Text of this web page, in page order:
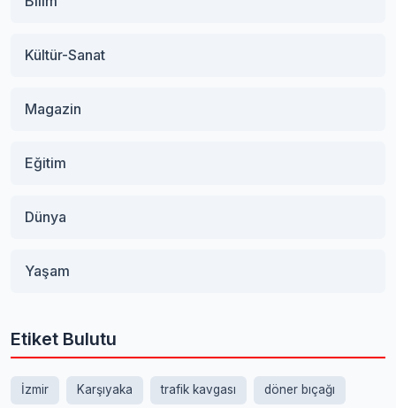
Kültür-Sanat
Magazin
Eğitim
Dünya
Yaşam
Etiket Bulutu
İzmir Karşıyaka trafik kavgası döner bıçağı